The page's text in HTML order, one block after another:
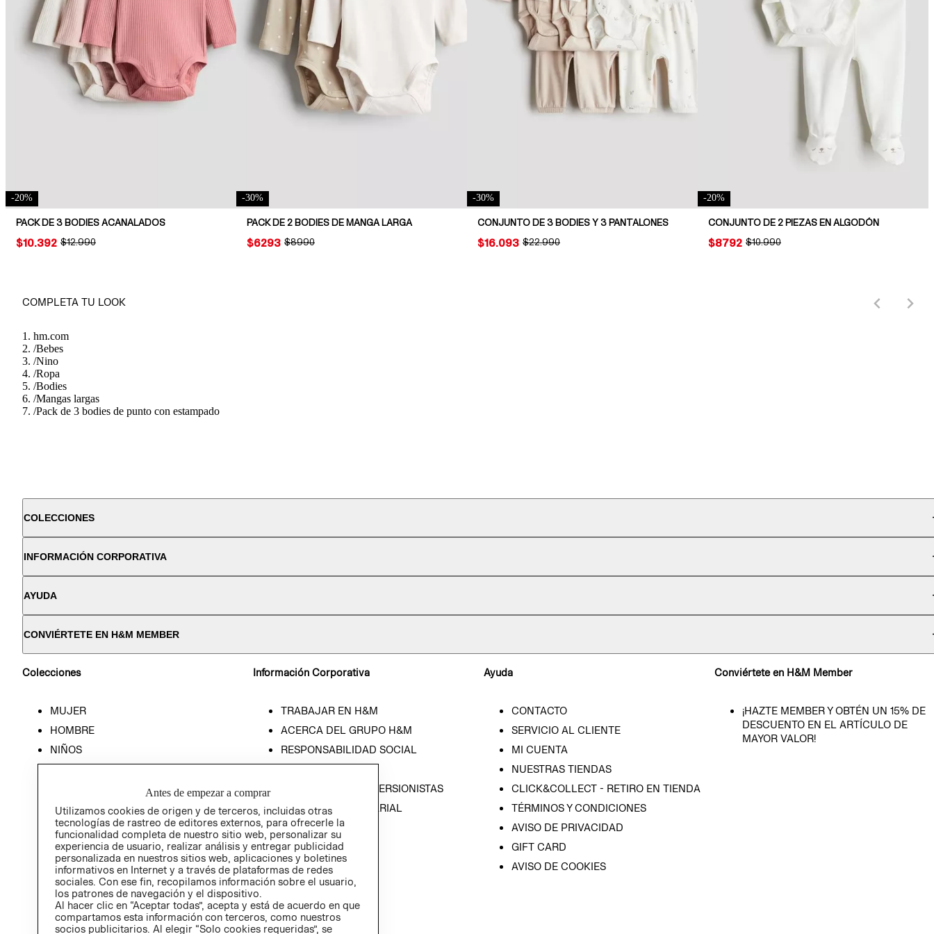
-20%
PACK DE 3 BODIES ACANALADOS
ORIGINAL PRICE:
$12.990
PRICE:
$10.392
-30%
PACK DE 2 BODIES DE MANGA LARGA
ORIGINAL PRICE:
$8990
PRICE:
$6293
-30%
CONJUNTO DE 3 BODIES Y 3 PANTALONES
ORIGINAL PRICE:
$22.990
PRICE:
$16.093
-20%
CONJUNTO DE 2 PIEZAS EN ALGODÓN
ORIGINAL PRICE:
$10.990
PRICE:
$8792
COMPLETA TU LOOK
hm.com
/Bebes
/Nino
/Ropa
/Bodies
/Mangas largas
/Pack de 3 bodies de punto con estampado
COLECCIONES
INFORMACIÓN CORPORATIVA
AYUDA
CONVIÉRTETE EN H&M MEMBER
Colecciones
MUJER
HOMBRE
NIÑOS
Información Corporativa
TRABAJAR EN H&M
ACERCA DEL GRUPO H&M
RESPONSABILIDAD SOCIAL
RELACIÓN CON INVERSIONISTAS
POLÍTICA EMPRESARIAL
Ayuda
CONTACTO
SERVICIO AL CLIENTE
MI CUENTA
NUESTRAS TIENDAS
CLICK&COLLECT - RETIRO EN TIENDA
TÉRMINOS Y CONDICIONES
AVISO DE PRIVACIDAD
GIFT CARD
AVISO DE COOKIES
Conviértete en H&M Member
¡HAZTE MEMBER Y OBTÉN UN 15% DE
DESCUENTO EN EL ARTÍCULO DE
MAYOR VALOR!
Antes de empezar a comprar
Utilizamos cookies de origen y de terceros, incluidas otras
tecnologías de rastreo de editores externos, para ofrecerle la
funcionalidad completa de nuestro sitio web, personalizar su
experiencia de usuario, realizar análisis y entregar publicidad
personalizada en nuestros sitios web, aplicaciones y boletines
informativos en Internet y a través de plataformas de redes
sociales. Con ese fin, recopilamos información sobre el usuario,
los patrones de navegación y el dispositivo.
Al hacer clic en “Aceptar todas”, acepta y está de acuerdo en que
compartamos esta información con terceros, como nuestros
socios publicitarios. Al elegir “Solo cookies requeridas”, se